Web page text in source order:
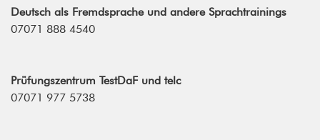
Deutsch als Fremdsprache und andere Sprachtrainings
07071 888 4540
Prüfungszentrum TestDaF und telc
07071 977 5738